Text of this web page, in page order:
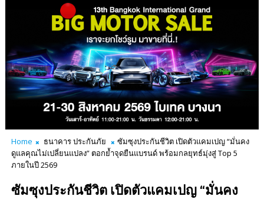
Home ธนาคาร ประกันภัย
ซัมซุงประกันชีวิต เปิดตัวแคมเปญ “มั่นคง
ดูแลคุณไม่เปลี่ยนแปลง” ตอกย้ำจุดยืนแบรนด์ พร้อมกลยุทธ์มุ่งสู่ Top 5
ภายในปี 2569
ซัมซุงประกันชีวิต เปิดตัวแคมเปญ “มั่นคง